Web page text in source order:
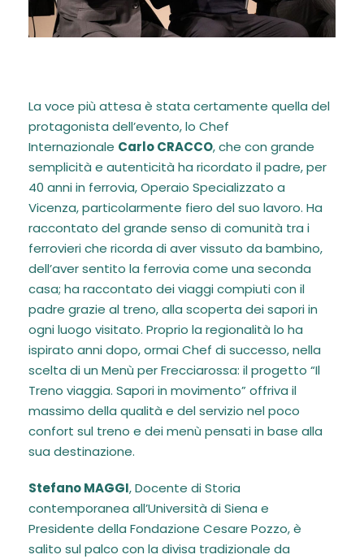
La voce più attesa è stata certamente quella del
protagonista dell’evento, lo Chef
Internazionale Carlo CRACCO, che con grande
semplicità e autenticità ha ricordato il padre, per
40 anni in ferrovia, Operaio Specializzato a
Vicenza, particolarmente fiero del suo lavoro. Ha
raccontato del grande senso di comunità tra i
ferrovieri che ricorda di aver vissuto da bambino,
dell’aver sentito la ferrovia come una seconda
casa; ha raccontato dei viaggi compiuti con il
padre grazie al treno, alla scoperta dei sapori in
ogni luogo visitato. Proprio la regionalità lo ha
ispirato anni dopo, ormai Chef di successo, nella
scelta di un Menù per Frecciarossa: il progetto “Il
Treno viaggia. Sapori in movimento” offriva il
massimo della qualità e del servizio nel poco
confort sul treno e dei menù pensati in base alla
sua destinazione.
Stefano MAGGI, Docente di Storia
contemporanea all’Università di Siena e
Presidente della Fondazione Cesare Pozzo, è
salito sul palco con la divisa tradizionale da